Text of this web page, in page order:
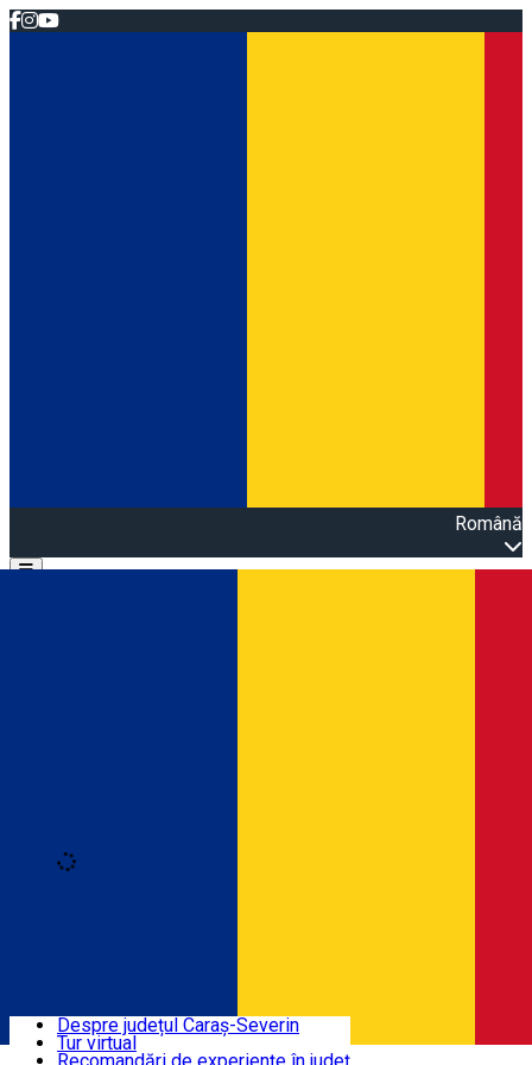
Română
Open main menu
Trasee turistice
Despre județul Caraș-Severin
Tur virtual